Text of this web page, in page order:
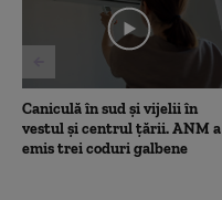
Caniculă în sud și vijelii în
vestul și centrul țării. ANM a
emis trei coduri galbene